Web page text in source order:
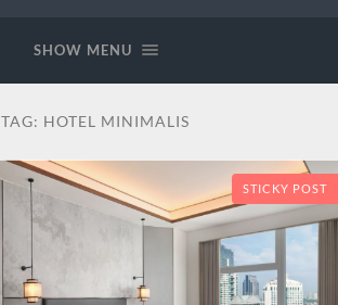
SHOW MENU
TAG: HOTEL MINIMALIS
STICKY POST